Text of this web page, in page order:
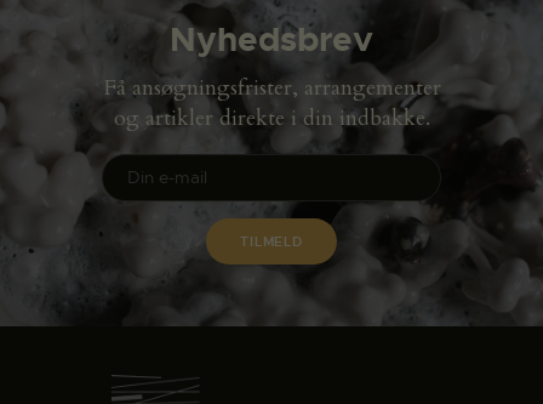
Nyhedsbrev
Få ansøgningsfrister, arrangementer
og artikler direkte i din indbakke.